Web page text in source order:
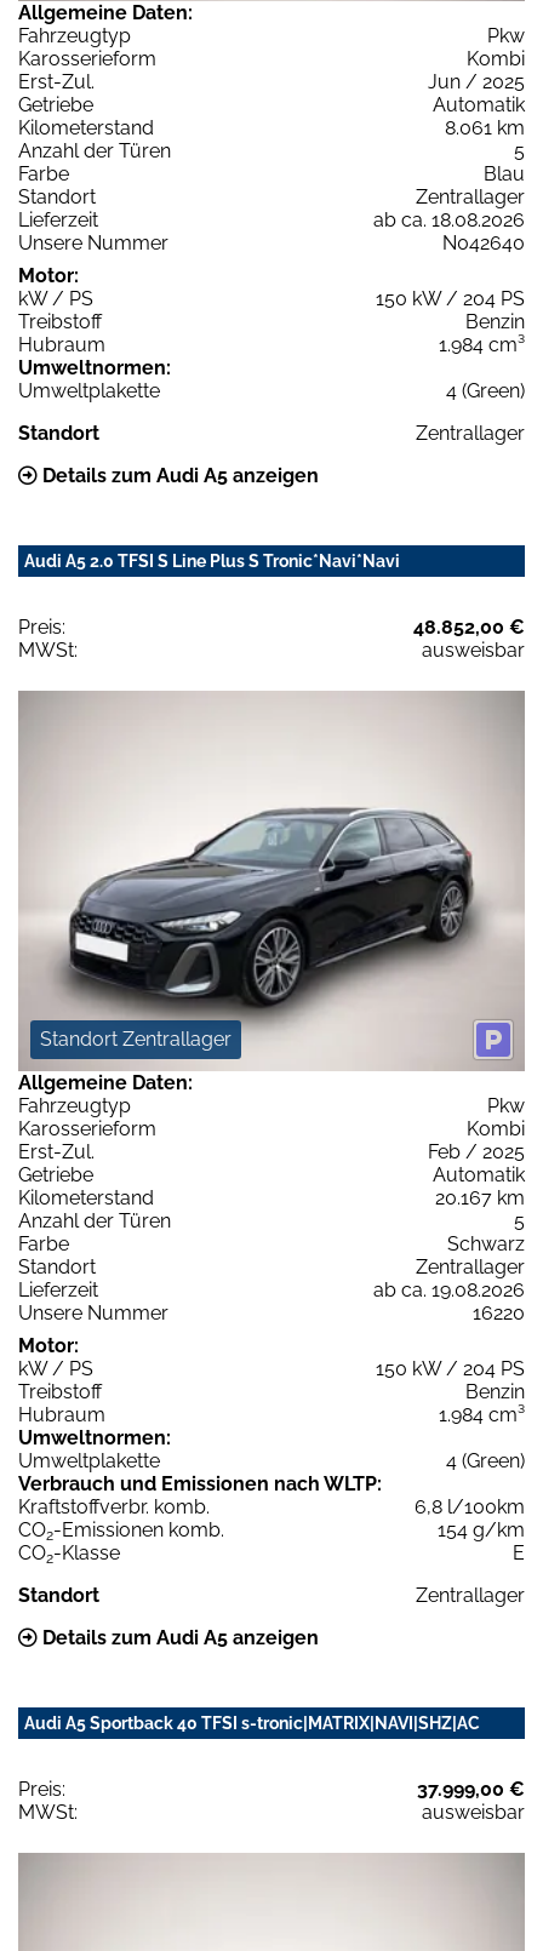
Allgemeine Daten:
Fahrzeugtyp
Pkw
Karosserieform
Kombi
Erst-Zul.
Jun / 2025
Getriebe
Automatik
Kilometerstand
8.061 km
Anzahl der Türen
5
Farbe
Blau
Standort
Zentrallager
Lieferzeit
ab ca. 18.08.2026
Unsere Nummer
N042640
Motor:
kW / PS
150 kW / 204 PS
Treibstoff
Benzin
Hubraum
1.984 cm³
Umweltnormen:
Umweltplakette
4 (Green)
Standort
Zentrallager
Details zum Audi A5 anzeigen
Audi A5 2.0 TFSI S Line Plus S Tronic*Navi*Navi
Preis:
48.852,00 €
MWSt:
ausweisbar
Standort Zentrallager
Allgemeine Daten:
Fahrzeugtyp
Pkw
Karosserieform
Kombi
Erst-Zul.
Feb / 2025
Getriebe
Automatik
Kilometerstand
20.167 km
Anzahl der Türen
5
Farbe
Schwarz
Standort
Zentrallager
Lieferzeit
ab ca. 19.08.2026
Unsere Nummer
16220
Motor:
kW / PS
150 kW / 204 PS
Treibstoff
Benzin
Hubraum
1.984 cm³
Umweltnormen:
Umweltplakette
4 (Green)
Verbrauch und Emissionen nach WLTP:
Kraftstoffverbr. komb.
6,8 l/100km
CO2-Emissionen komb.
154 g/km
CO2-Klasse
E
Standort
Zentrallager
Details zum Audi A5 anzeigen
Audi A5 Sportback 40 TFSI s-tronic|MATRIX|NAVI|SHZ|AC
Preis:
37.999,00 €
MWSt:
ausweisbar